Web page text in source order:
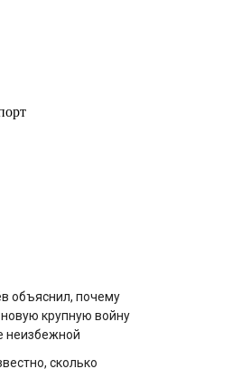
объяснил, почему
крупную войну
неизбежной
сколько